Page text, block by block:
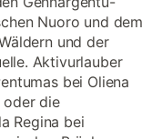
Nuoro und dem
und der
Aktivurlauber
bei Oliena
oder die
Regina bei